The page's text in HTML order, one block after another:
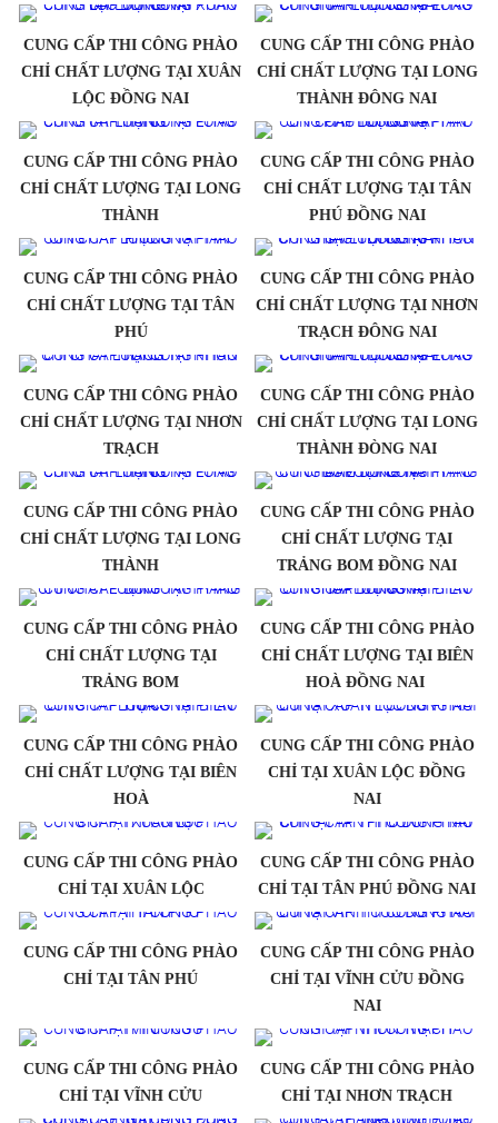
CUNG CẤP THI CÔNG PHÀO
CHỈ CHẤT LƯỢNG TẠI XUÂN
LỘC ĐỒNG NAI
CUNG CẤP THI CÔNG PHÀO
CHỈ CHẤT LƯỢNG TẠI LONG
THÀNH ĐÔNG NAI
CUNG CẤP THI CÔNG PHÀO
CHỈ CHẤT LƯỢNG TẠI LONG
THÀNH
CUNG CẤP THI CÔNG PHÀO
CHỈ CHẤT LƯỢNG TẠI TÂN
PHÚ ĐỒNG NAI
CUNG CẤP THI CÔNG PHÀO
CHỈ CHẤT LƯỢNG TẠI TÂN
PHÚ
CUNG CẤP THI CÔNG PHÀO
CHỈ CHẤT LƯỢNG TẠI NHƠN
TRẠCH ĐÔNG NAI
CUNG CẤP THI CÔNG PHÀO
CHỈ CHẤT LƯỢNG TẠI NHƠN
TRẠCH
CUNG CẤP THI CÔNG PHÀO
CHỈ CHẤT LƯỢNG TẠI LONG
THÀNH ĐÒNG NAI
CUNG CẤP THI CÔNG PHÀO
CHỈ CHẤT LƯỢNG TẠI LONG
THÀNH
CUNG CẤP THI CÔNG PHÀO
CHỈ CHẤT LƯỢNG TẠI
TRẢNG BOM ĐỒNG NAI
CUNG CẤP THI CÔNG PHÀO
CHỈ CHẤT LƯỢNG TẠI
TRẢNG BOM
CUNG CẤP THI CÔNG PHÀO
CHỈ CHẤT LƯỢNG TẠI BIÊN
HOÀ ĐỒNG NAI
CUNG CẤP THI CÔNG PHÀO
CHỈ CHẤT LƯỢNG TẠI BIÊN
HOÀ
CUNG CẤP THI CÔNG PHÀO
CHỈ TẠI XUÂN LỘC ĐỒNG
NAI
CUNG CẤP THI CÔNG PHÀO
CHỈ TẠI XUÂN LỘC
CUNG CẤP THI CÔNG PHÀO
CHỈ TẠI TÂN PHÚ ĐỒNG NAI
CUNG CẤP THI CÔNG PHÀO
CHỈ TẠI TÂN PHÚ
CUNG CẤP THI CÔNG PHÀO
CHỈ TẠI VĨNH CỬU ĐỒNG
NAI
CUNG CẤP THI CÔNG PHÀO
CHỈ TẠI VĨNH CỬU
CUNG CẤP THI CÔNG PHÀO
CHỈ TẠI NHƠN TRẠCH